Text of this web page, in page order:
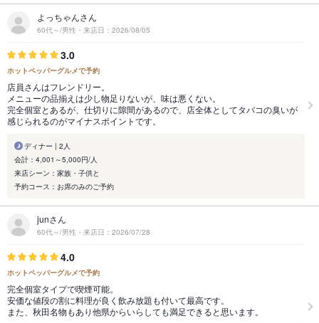
よっちゃんさん
60代～/男性・来店日：2026/08/05
3.0
ホットペッパーグルメで予約
店員さんはフレンドリー。
メニューの品揃えは少し物足りないが、味は悪くない。
完全個室とあるが、仕切りに隙間があるので、店全体としてタバコの臭いが
感じられるのがマイナスポイントです。
ディナー | 2人
会計：4,001～5,000円/人
来店シーン：家族・子供と
予約コース：お席のみのご予約
junさん
60代～/男性・来店日：2026/07/28
4.0
ホットペッパーグルメで予約
完全個室タイプで喫煙可能。
安価な値段の割に料理が良く飲み放題も付いて最高です。
また、秋田名物もあり他県からいらしても満足できると思います。